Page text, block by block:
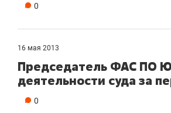
0
16 мая 2013
Председатель ФАС ПО
деятельности суда за
0